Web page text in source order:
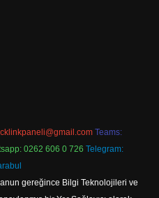
Teams:
0262 606 0 726 Telegram:
gereğince Bilgi Teknolojileri ve